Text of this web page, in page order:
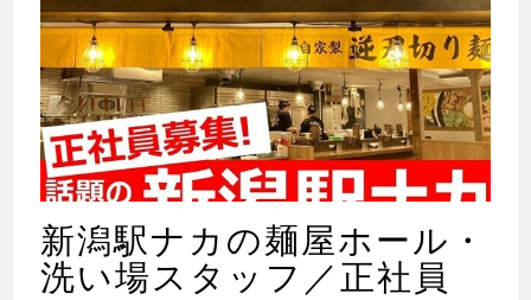
新潟駅ナカの麺屋ホール・
洗い場スタッフ／正社員